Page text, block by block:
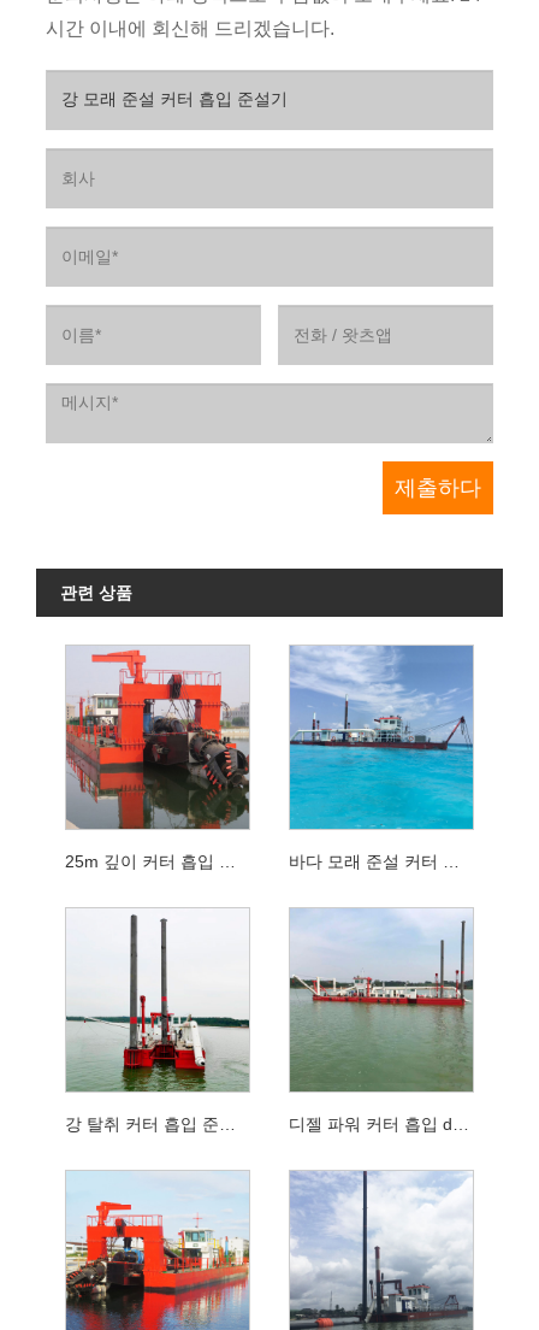
시간 이내에 회신해 드리겠습니다.
관련 상품
25m 깊이 커터 흡입 준설기 기계 용 수중 준설 펌프 바다 모래 준설 커터 흡입 준설기
강 탈취 커터 흡입 준설기 디젤 파워 커터 흡입 dredger